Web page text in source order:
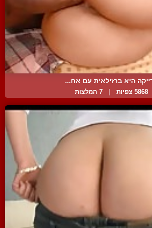
היא ברזילאית עם אח...
5868 צפיות 7 המלצות